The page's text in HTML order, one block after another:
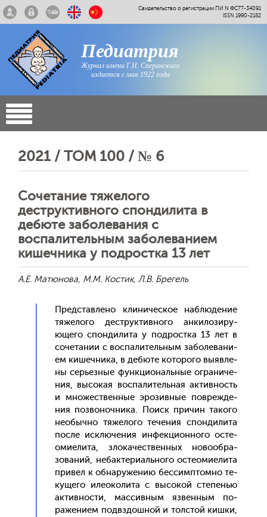
Свидетельство о регистрации ПИ N ФС77-34091
ISSN 1990-2182
Педиатрия
Журнал имени Г.Н. Сперанского
издается с мая 1922 года
2021 / ТОМ 100 / № 6
Сочетание тяжелого
деструктивного спондилита в
дебюте заболевания с
воспалительным заболеванием
кишечника у подростка 13 лет
А.Е. Матюнова, М.М. Костик, Л.В. Брегель
Пред­став­ле­но кли­ничес­кое наб­лю­дение
тя­жело­го дес­трук­тивно­го ан­ки­лози­ру­
юще­го спон­ди­лита у под­рос­тка 13 лет в
со­чета­нии с вос­па­литель­ным за­боле­вани­
ем ки­шеч­ни­ка, в де­бюте ко­торо­го вы­яв­ле­
ны серь­ез­ные фун­кци­ональ­ные ог­ра­ниче­
ния, вы­сокая вос­па­литель­ная ак­тивность
и мно­жес­твен­ные эро­зив­ные пов­режде­
ния поз­во­ноч­ни­ка. По­иск при­чин та­кого
не­обыч­но тя­жело­го те­чения спон­ди­лита
пос­ле ис­клю­чения ин­фекци­он­но­го ос­те­
оми­ели­та, зло­качес­твен­ных но­во­об­ра­
зова­ний, не­бак­те­ри­аль­но­го ос­те­оми­ели­та
при­вел к об­на­руже­нию бес­сим­птом­но те­
куще­го иле­око­лита с вы­сокой сте­пенью
ак­тивнос­ти, мас­сивным яз­венным по­
раже­ни­ем подв­здош­ной и тол­стой киш­ки,